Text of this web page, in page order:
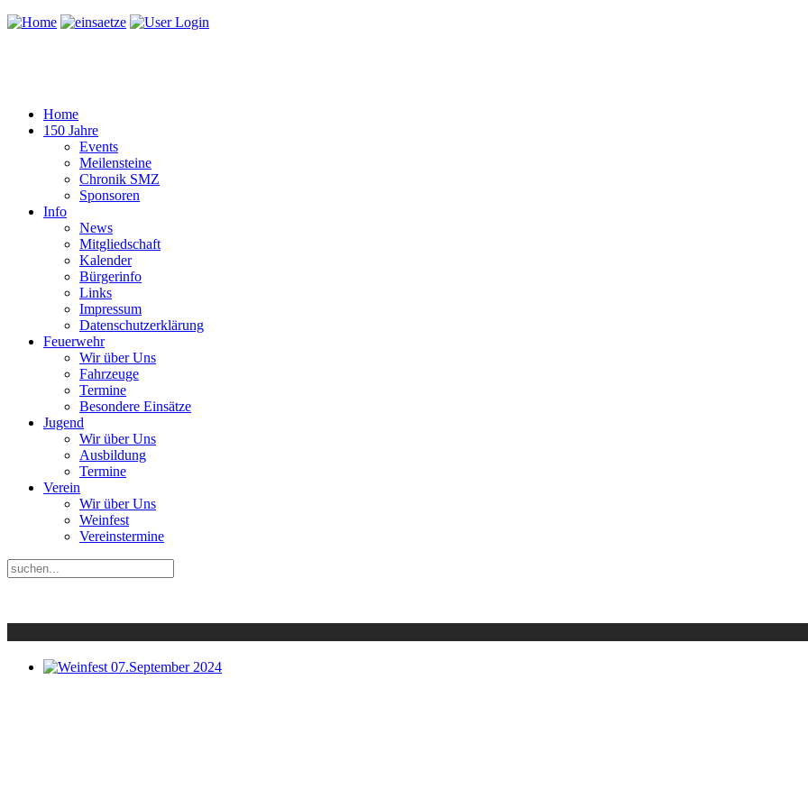
Home
150 Jahre
Events
Meilensteine
Chronik SMZ
Sponsoren
Info
News
Mitgliedschaft
Kalender
Bürgerinfo
Links
Impressum
Datenschutzerklärung
Feuerwehr
Wir über Uns
Fahrzeuge
Termine
Besondere Einsätze
Jugend
Wir über Uns
Ausbildung
Termine
Verein
Wir über Uns
Weinfest
Vereinstermine